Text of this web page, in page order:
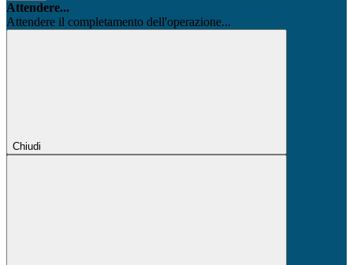
Attendere...
Attendere il completamento dell'operazione...
Chiudi